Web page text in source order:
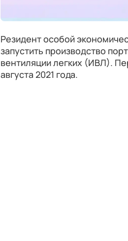
Резидент особой
запустить производство
вентиляции легких (ИВЛ).
августа 2021 года.